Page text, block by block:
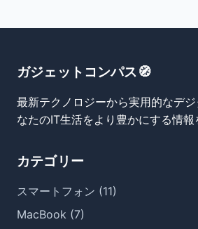
ガジェットコンパス🧭
最新テクノロジーから実用的なデ
なたのIT生活をより豊かにする情報
カテゴリー
スマートフォン (11)
MacBook (7)